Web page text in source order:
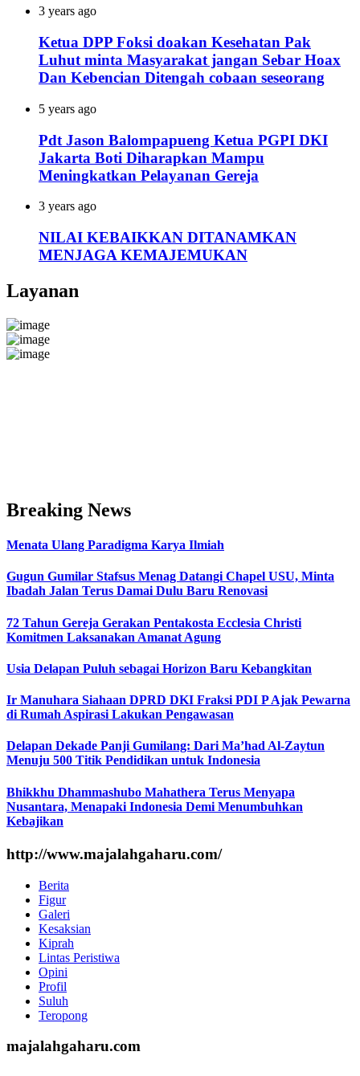
3 years ago
Ketua DPP Foksi doakan Kesehatan Pak
Luhut minta Masyarakat jangan Sebar Hoax
Dan Kebencian Ditengah cobaan seseorang
5 years ago
Pdt Jason Balompapueng Ketua PGPI DKI
Jakarta Boti Diharapkan Mampu
Meningkatkan Pelayanan Gereja
3 years ago
NILAI KEBAIKKAN DITANAMKAN
MENJAGA KEMAJEMUKAN
Layanan
Breaking News
Menata Ulang Paradigma Karya Ilmiah
Gugun Gumilar Stafsus Menag Datangi Chapel USU, Minta
Ibadah Jalan Terus Damai Dulu Baru Renovasi
72 Tahun Gereja Gerakan Pentakosta Ecclesia Christi
Komitmen Laksanakan Amanat Agung
Usia Delapan Puluh sebagai Horizon Baru Kebangkitan
Ir Manuhara Siahaan DPRD DKI Fraksi PDI P Ajak Pewarna
di Rumah Aspirasi Lakukan Pengawasan
Delapan Dekade Panji Gumilang: Dari Ma’had Al-Zaytun
Menuju 500 Titik Pendidikan untuk Indonesia
Bhikkhu Dhammashubo Mahathera Terus Menyapa
Nusantara, Menapaki Indonesia Demi Menumbuhkan
Kebajikan
http://www.majalahgaharu.com/
Berita
Figur
Galeri
Kesaksian
Kiprah
Lintas Peristiwa
Opini
Profil
Suluh
Teropong
majalahgaharu.com